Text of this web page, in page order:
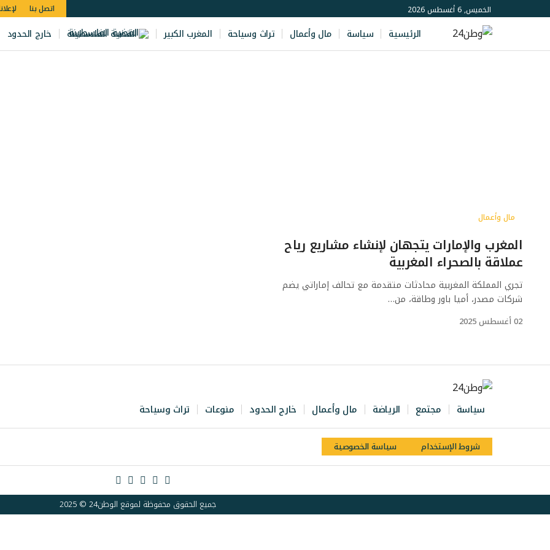
الخميس, 6 أغسطس 2026 اتصل بنا
الرئيسية سياسة مال وأعمال تراث وسياحة المغرب الكبير القضية الفلسطينة خارج الحدود
مال وأعمال
المغرب والإمارات يتجهان لإنشاء مشاريع رياح
عملاقة بالصحراء المغربية
تجري المملكة المغربية محادثات متقدمة مع تحالف إماراتي يضم
شركات مصدر، أميا باور وطاقة، من…
02 أغسطس 2025
سياسة مجتمع الرياضة مال وأعمال خارج الحدود منوعات تراث وسياحة
شروط الإستخدام سياسة الخصوصية
جميع الحقوق محفوظة لموقع الوطن24 © 2025